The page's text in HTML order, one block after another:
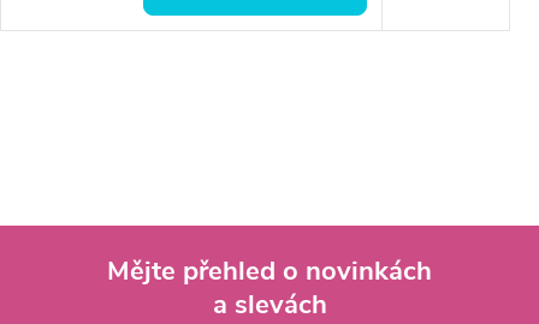
Mějte přehled o novinkách
a slevách